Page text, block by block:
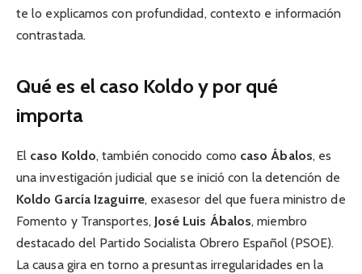
te lo explicamos con profundidad, contexto e información
contrastada.
Qué es el caso Koldo y por qué
importa
El caso Koldo, también conocido como caso Ábalos, es
una investigación judicial que se inició con la detención de
Koldo García Izaguirre, exasesor del que fuera ministro de
Fomento y Transportes, José Luis Ábalos, miembro
destacado del Partido Socialista Obrero Español (PSOE).
La causa gira en torno a presuntas irregularidades en la